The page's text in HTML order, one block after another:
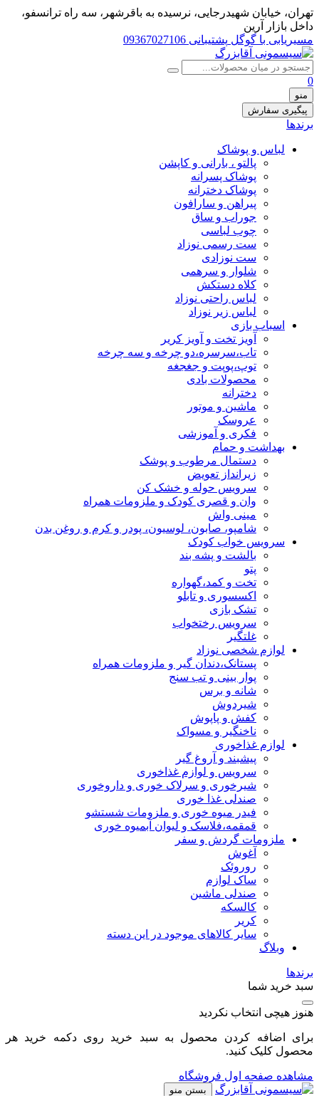
تهران، خيابان شهيدرجايى، نرسیده به باقرشهر، سه راه ترانسفو،
داخل بازار آرین
مسیریابی با گوگل پشتیبانی 09367027106
0
منو
پیگیری سفارش
برندها
لباس و پوشاک
پالتو ، بارانی و کاپشن
پوشاک پسرانه
پوشاک دخترانه
پیراهن و سارافون
جوراب و ساق
چوب لباسی
ست رسمی نوزاد
ست نوزادی
شلوار و سرهمی
کلاه دستکش
لباس راحتی نوزاد
لباس زیر نوزاد
اسباب بازی
آویز تخت و آویز کریر
تاب،سرسره،دو چرخه و سه چرخه
توپ،پوپت و جغجغه
محصولات بادی
دخترانه
ماشین و موتور
عروسک
فکری و آموزشی
بهداشت و حمام
دستمال مرطوب و پوشک
زیرانداز تعویض
سرویس حوله و خشک کن
وان و قصری کودک و ملزومات همراه
مینی واش
شامپو، صابون، لوسیون، پودر و کرم و روغن بدن
سرویس خواب کودک
بالشت و پشه بند
پتو
تخت و کمد،گهواره
اکسسوری و تابلو
تشک بازی
سرویس رختخواب
غلتگیر
لوازم شخصی نوزاد
پستانک،دندان گیر و ملزومات همراه
پوار بینی و تب سنج
شانه و برس
شیردوش
کفش و پاپوش
ناخنگیر و مسواک
لوازم غذاخوری
پیشبند و آروغ گیر
سرویس و لوازم غذاخوری
شیرخوری و سرلاک خوری و داروخوری
صندلی غذا خوری
فیدر میوه خوری و ملزومات شستشو
قمقمه،فلاسک و لیوان آبمیوه خوری
ملزومات گردش و سفر
آغوش
روروئک
ساک لوازم
صندلی ماشین
کالسکه
کریر
سایر کالاهای موجود در این دسته
وبلاگ
برندها
سبد خرید شما
هنوز هیچی انتخاب نکردید
برای اضافه کردن محصول به سبد خرید روی دکمه خرید هر
محصول کلیک کنید.
مشاهده صفحه اول فروشگاه
بستن منو